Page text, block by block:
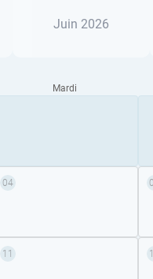
Juin 2026
Mardi
04
11